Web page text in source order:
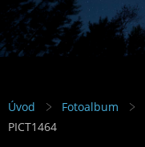
Úvod Fotoalbum
PICT1464